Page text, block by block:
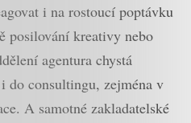
i na rostoucí poptávku
posilování kreativy nebo
agentura chystá
do consultingu, zejména v
A samotné zakladatelské